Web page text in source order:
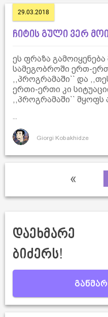
29.03.2018
ჩიტის გული ვერ
ეს ფრაზა
სამეგობროში ერთ-
,,პროგრამაში`` და
ერთი-ერთი კი
,,პროგრამაში`` მყოფს
Giorgi Kobakhidze
«
დაეხმარე
ბიძერს!